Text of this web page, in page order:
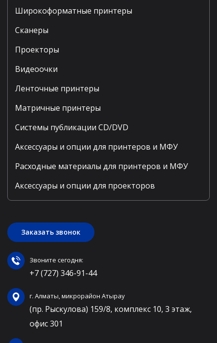
Широкоформатные принтеры
Сканеры
Проекторы
Видеоочки
Ленточные принтеры
Матричные принтеры
Системы публикации CD/DVD
Аксессуары и опции для принтеров и МФУ
Расходные материалы для принтеров и МФУ
Аксессуары и опции для проекторов
Заказать звонок
Звоните сегодня:
+7 (727) 346-91-44
г. Алматы, микрорайон Атырау
(пр. Рыскулова) 159/8, комплекс 10, 3 этаж,
офис 301